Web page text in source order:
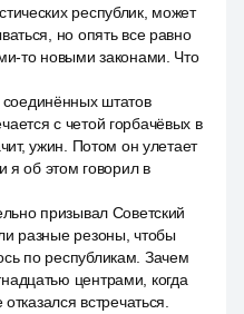
республик, может
но опять все равно
то новыми законами. Что
штатов
с четой горбачёвых в
ужин. Потом он улетает
я об этом говорил в
призывал Советский
разные резоны, чтобы
по республикам. Зачем
центрами, когда
встречаться.